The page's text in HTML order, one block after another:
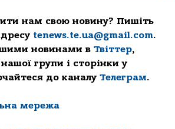
нам свою новину? Пишіть
tenews.te.ua@gmail.com.
новинами в Твіттер,
групи і сторінки у
до каналу Телеграм.
мережа